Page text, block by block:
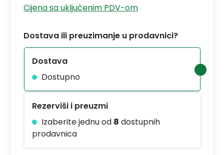
Cijena sa uključenim PDV-om
Dostava ili preuzimanje u prodavnici?
Dostava
Dostupno
Rezerviši i preuzmi
Izaberite jednu od 8 dostupnih
prodavnica